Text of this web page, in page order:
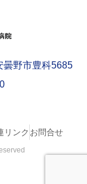
曇野市豊科5685
リンク お問合せ